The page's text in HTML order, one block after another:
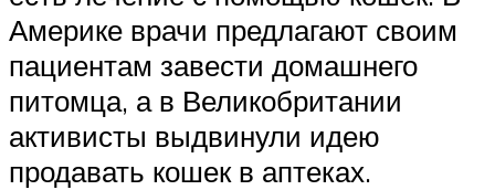
Америке врачи предлагают своим
пациентам завести домашнего
питомца, а в Великобритании
активисты выдвинули идею
продавать кошек в аптеках.